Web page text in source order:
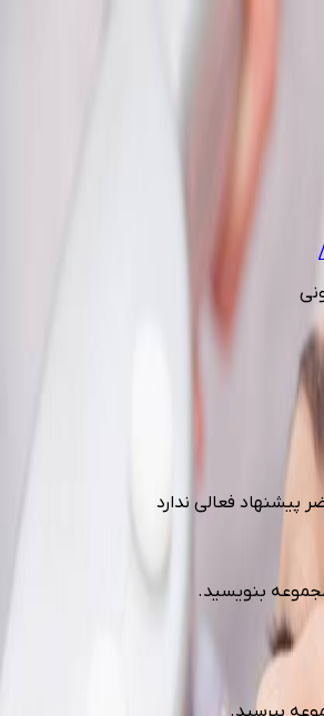
پیشنهاد فعالی ندارد
بنویسید.
بپرسید.